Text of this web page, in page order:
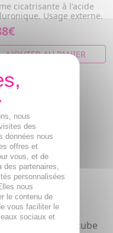
cicatrisante à l'acide
Usage externe.
AJOUTER AU PANIER
Pro Family -
cicatrisante à
hyaluronique tube
nous
des
données nous
offres et
vous, et de
partenaires,
personnalisées
nous
le contenu de
vous faciliter le
sociaux et